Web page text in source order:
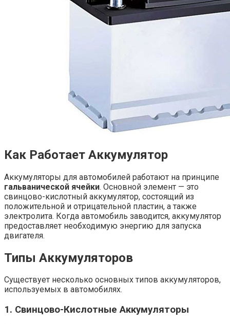
Как Работает Аккумулятор
Аккумуляторы для автомобилей работают на принципе
гальванической ячейки. Основной элемент — это
свинцово-кислотный аккумулятор, состоящий из
положительной и отрицательной пластин, а также
электролита. Когда автомобиль заводится, аккумулятор
предоставляет необходимую энергию для запуска
двигателя.
Типы Аккумуляторов
Существует несколько основных типов аккумуляторов,
используемых в автомобилях.
1. Свинцово-Кислотные Аккумуляторы